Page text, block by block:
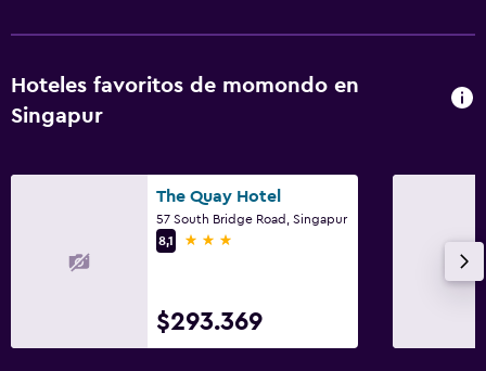
Hoteles favoritos de momondo en
Singapur
The Quay Hotel
57 South Bridge Road, Singapur
8,1
3 estrellas
$293.369